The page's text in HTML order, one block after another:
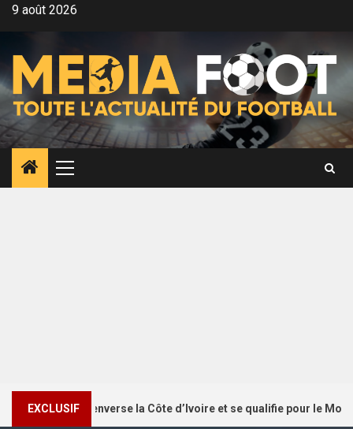
Aller9 août 2026
Menu
principal
EXCLUSIFrenverse la Côte d’Ivoire et se qualifie pour le Mondial